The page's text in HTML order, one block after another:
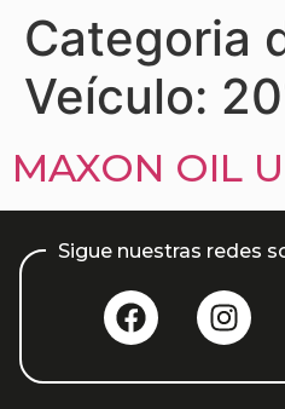
Categoria
Veículo:
MAXON OIL
Sigue nuestras redes